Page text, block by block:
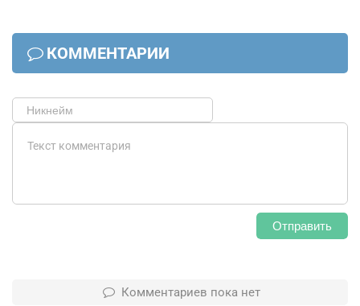
КОММЕНТАРИИ
Отправить
Комментариев пока нет